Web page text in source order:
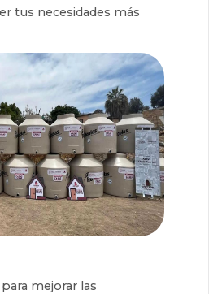
tus necesidades más
mejorar las